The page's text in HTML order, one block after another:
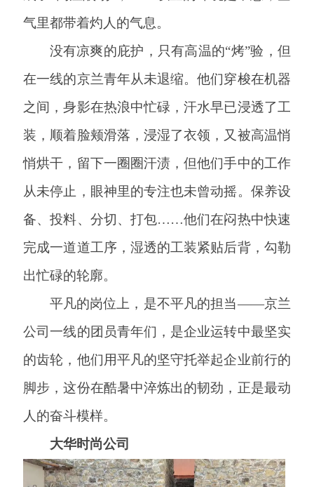
气里都带着灼人的气息。
没有凉爽的庇护，只有高温的“烤”验，但
在一线的京兰青年从未退缩。他们穿梭在机器
之间，身影在热浪中忙碌，汗水早已浸透了工
装，顺着脸颊滑落，浸湿了衣领，又被高温悄
悄烘干，留下一圈圈汗渍，但他们手中的工作
从未停止，眼神里的专注也未曾动摇。保养设
备、投料、分切、打包……他们在闷热中快速
完成一道道工序，湿透的工装紧贴后背，勾勒
出忙碌的轮廓。
平凡的岗位上，是不平凡的担当——京兰
公司一线的团员青年们，是企业运转中最坚实
的齿轮，他们用平凡的坚守托举起企业前行的
脚步，这份在酷暑中淬炼出的韧劲，正是最动
人的奋斗模样。
大华时尚公司